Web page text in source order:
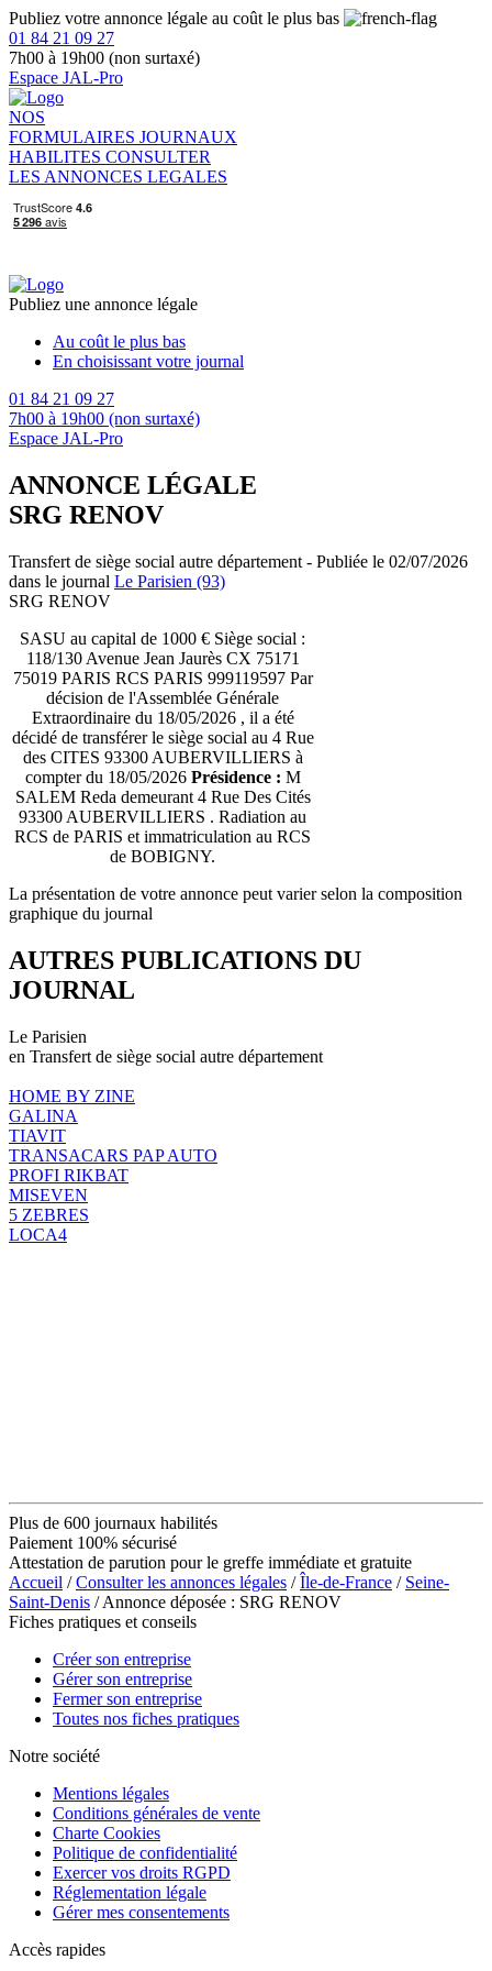
Publiez votre annonce légale au coût le plus bas
01 84 21 09 27
7h00 à 19h00 (non surtaxé)
Espace JAL-Pro
NOS
FORMULAIRES JOURNAUX
HABILITES CONSULTER
LES ANNONCES LEGALES
Publiez une annonce légale
Au coût le plus bas
En choisissant votre journal
01 84 21 09 27
7h00 à 19h00 (non surtaxé)
Espace JAL-Pro
ANNONCE LÉGALE
SRG RENOV
Transfert de siège social autre département - Publiée le 02/07/2026
dans le journal Le Parisien (93)
SRG RENOV
SASU au capital de 1000 € Siège social :
118/130 Avenue Jean Jaurès CX 75171
75019 PARIS RCS PARIS 999119597 Par
décision de l'Assemblée Générale
Extraordinaire du 18/05/2026 , il a été
décidé de transférer le siège social au 4 Rue
des CITES 93300 AUBERVILLIERS à
compter du 18/05/2026 Présidence : M
SALEM Reda demeurant 4 Rue Des Cités
93300 AUBERVILLIERS . Radiation au
RCS de PARIS et immatriculation au RCS
de BOBIGNY.
La présentation de votre annonce peut varier selon la composition
graphique du journal
AUTRES PUBLICATIONS DU
JOURNAL
Le Parisien
en Transfert de siège social autre département
HOME BY ZINE
GALINA
TIAVIT
TRANSACARS PAP AUTO
PROFI RIKBAT
MISEVEN
5 ZEBRES
LOCA4
Plus de 600 journaux habilités
Paiement 100% sécurisé
Attestation de parution pour le greffe immédiate et gratuite
Accueil /Consulter les annonces légales /Île-de-France / Seine-
Saint-Denis / Annonce déposée : SRG RENOV
Fiches pratiques et conseils
Créer son entreprise
Gérer son entreprise
Fermer son entreprise
Toutes nos fiches pratiques
Notre société
Mentions légales
Conditions générales de vente
Charte Cookies
Politique de confidentialité
Exercer vos droits RGPD
Réglementation légale
Gérer mes consentements
Accès rapides